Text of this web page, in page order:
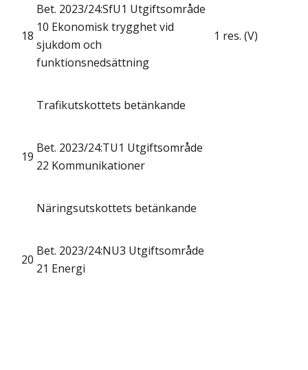
18
Bet. 2023/24:SfU1 Utgiftsområde
10 Ekonomisk trygghet vid
sjukdom och
funktionsnedsättning
1 res. (V)
Trafikutskottets betänkande
19
Bet. 2023/24:TU1 Utgiftsområde
22 Kommunikationer
Näringsutskottets betänkande
20
Bet. 2023/24:NU3 Utgiftsområde
21 Energi